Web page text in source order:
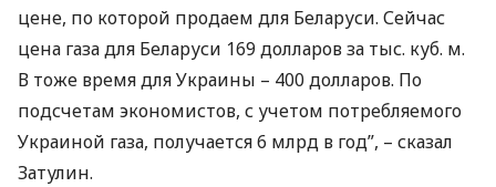
цене, по которой продаем для Беларуси. Сейчас
цена газа для Беларуси 169 долларов за тыс. куб. м.
В тоже время для Украины – 400 долларов. По
подсчетам экономистов, с учетом потребляемого
Украиной газа, получается 6 млрд в год”, – сказал
Затулин.